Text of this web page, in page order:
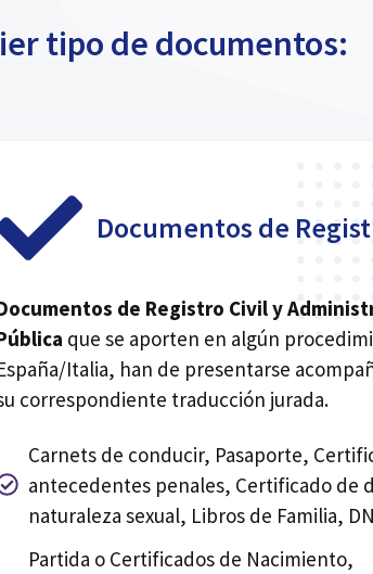
tipo de documentos:
Documentos de
de Registro Civil y
que se aporten en algún
Italia, han de presentarse
correspondiente traducción jurada.
Carnets de conducir, Pasaporte,
antecedentes penales, Certificado de
naturaleza sexual, Libros de Familia,
Partida o Certificados de Nacimiento,